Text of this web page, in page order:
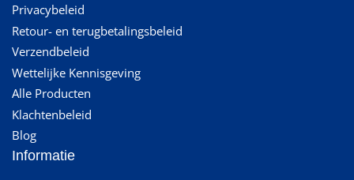
Privacybeleid
Retour- en terugbetalingsbeleid
Verzendbeleid
Wettelijke Kennisgeving
Alle Producten
Klachtenbeleid
Blog
Informatie